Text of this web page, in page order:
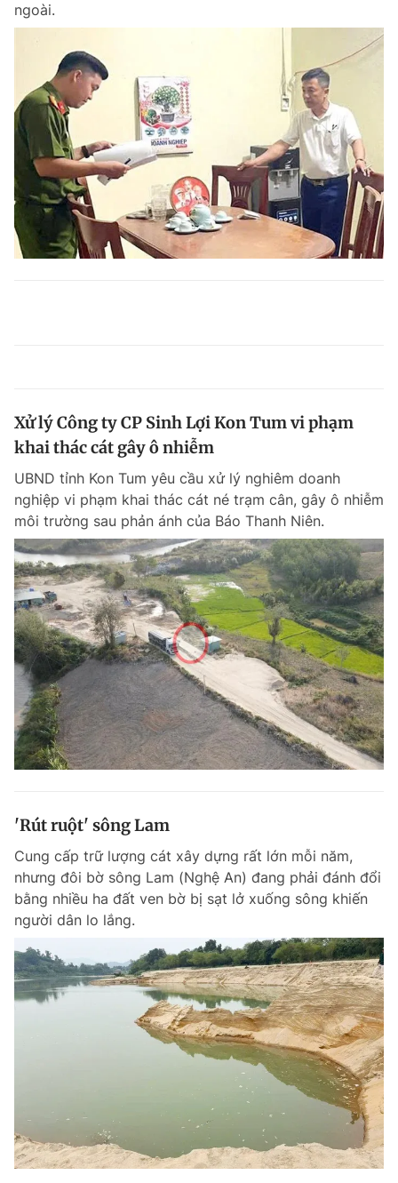
ngoài.
Xử lý Công ty CP Sinh Lợi Kon Tum vi phạm
khai thác cát gây ô nhiễm
UBND tỉnh Kon Tum yêu cầu xử lý nghiêm doanh
nghiệp vi phạm khai thác cát né trạm cân, gây ô nhiễm
môi trường sau phản ánh của Báo Thanh Niên.
'Rút ruột' sông Lam
Cung cấp trữ lượng cát xây dựng rất lớn mỗi năm,
nhưng đôi bờ sông Lam (Nghệ An) đang phải đánh đổi
bằng nhiều ha đất ven bờ bị sạt lở xuống sông khiến
người dân lo lắng.